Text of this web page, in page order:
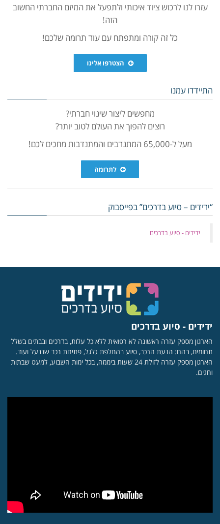
עזרו לנו לרכוש ציוד איכותי ולתפעל את המיזם החברתי החשוב
הזה!
כל זה קורה ומתפתח עם עוד תרומה שלכם!
הצטרפו אלינו
התיידדו עמנו
מחפשים ליצור שינוי חברתי?
רוצים להפוך את העולם לטוב יותר?
מעל ל-65,000 המתנדבים והמתנדבות מחכים לכם!
לתרומה
“ידידים – סיוע בדרכים” בפייסבוק
‏ידידים - סיוע בדרכים
ידידים - סיוע בדרכים
הארגון מספק עזרה ראשונה לא רפואית ללא כל עלות, בדרכים ובבתים בשלל
תחומים, בהם: הנעת הרכב, סיוע בהחלפת גלגל, פתיחת רכב שננעל ועוד.
הארגון מספק עזרה לזולת 24 שעות ביממה, בכל ימות השבוע, למעט שבתות
וחגים.